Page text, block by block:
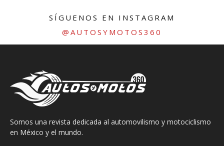
SÍGUENOS EN INSTAGRAM
@AUTOSYMOTOS360
Somos una revista dedicada al automovilismo y motociclismo
en México y el mundo.